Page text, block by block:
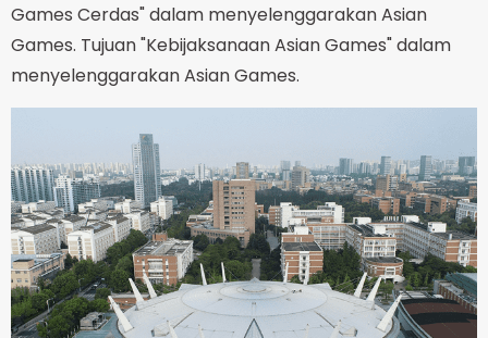
Games Cerdas" dalam menyelenggarakan Asian
Games. Tujuan "Kebijaksanaan Asian Games" dalam
menyelenggarakan Asian Games.